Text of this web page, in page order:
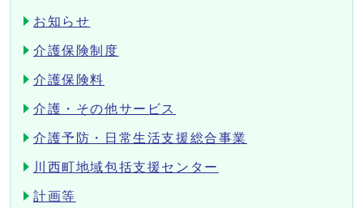
お知らせ
介護保険制度
介護保険料
介護・その他サービス
介護予防・日常生活支援総合事業
川西町地域包括支援センター
計画等